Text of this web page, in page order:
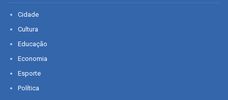
Cidade
Cultura
Educação
Economia
Esporte
Política